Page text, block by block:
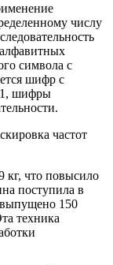
числу
символа с
шифр с
1, шифры
частот
кг, что повысило
поступила в
150
техника